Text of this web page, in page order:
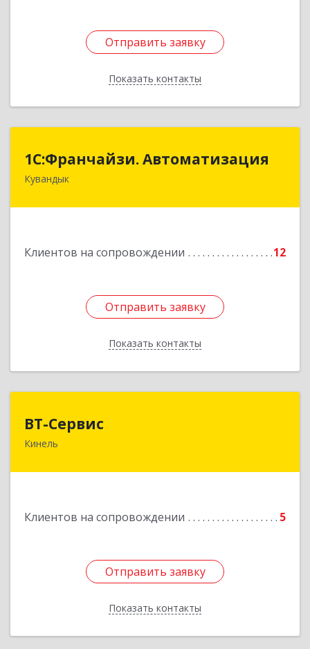
Отправить заявку
Показать контакты
Отправить заявку
Назад
1С:Франчайзи. Автоматизация
Кувандык
Клиентов на сопровождении 12
Отправить заявку
Показать контакты
1С:Франчайзи. Автоматизация
462220, Оренбургская обл, Кувандыкский р-н,
Отправить заявку
Назад
ВТ-Сервис
Кинель
Клиентов на сопровождении 5
Отправить заявку
Показать контакты
446436, Самарская обл, Кинель г, Маяковского
Отправить заявку
Назад